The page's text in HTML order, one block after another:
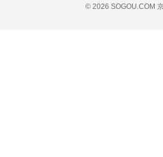
© 2026 SOGOU.COM